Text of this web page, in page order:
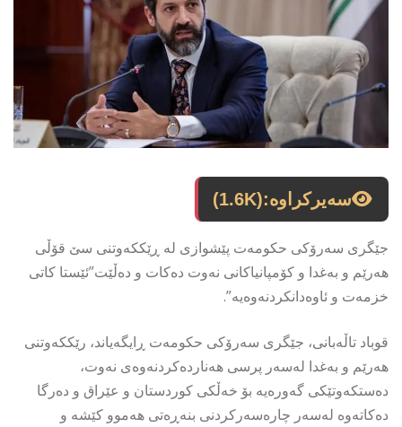
سەیرکراوە:(1.6K)
جێگری سەرۆکی حکومەت پێشوازی لە ڕێککەوتنی سێ قۆڵی
هەرێم و بەغدا و کۆمپانیاکانی نەوت دەکات و دەڵێت”ئێستا کاتی
خزمەت و ئاوەدانکردنەوەیە”.
قوباد تاڵەبانی، جێگری سەرۆکی حکومەت ڕایگەیاند، رێککەوتنی
هەرێم و بەغدا لەسەر پرسی هەناردەکردنەوەی نەوت،
دەستکەوتێکی گەورەیە بۆ خەڵکی کوردستان و عێراق و دەرگا
دەکاتەوە لەسەر چارەسەرکردنی بنەڕەتی هەموو کێشە و